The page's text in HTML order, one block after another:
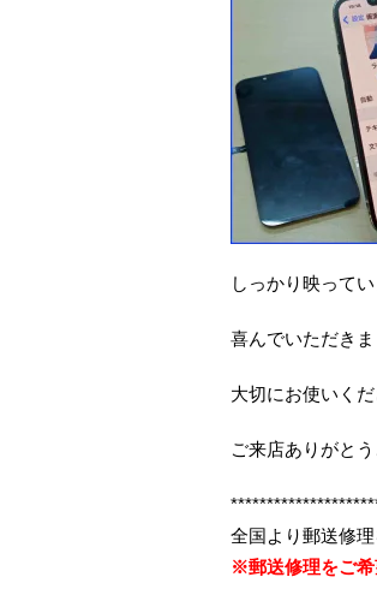
しっかり映って
喜んでいただき
大切にお使いく
ご来店ありがと
全国より郵送修
※郵送修理をご希